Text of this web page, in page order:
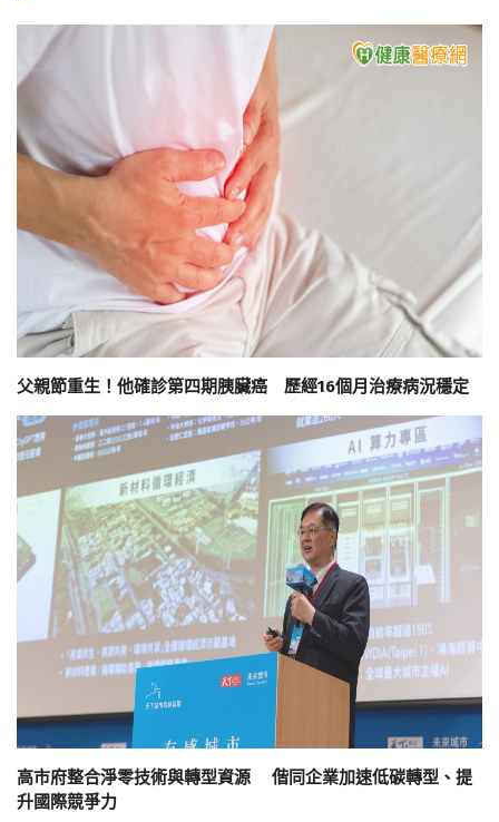
父親節重生！他確診第四期胰臟癌 歷經16個月治療病況穩定
高市府整合淨零技術與轉型資源 偕同企業加速低碳轉型、提
升國際競爭力